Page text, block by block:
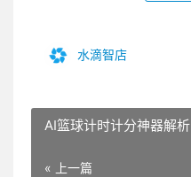
水滴智店
AI篮球计时计分神器解析
« 上一篇